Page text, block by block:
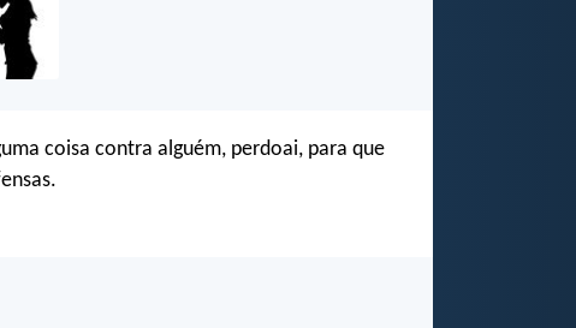
coisa contra alguém, perdoai, para que